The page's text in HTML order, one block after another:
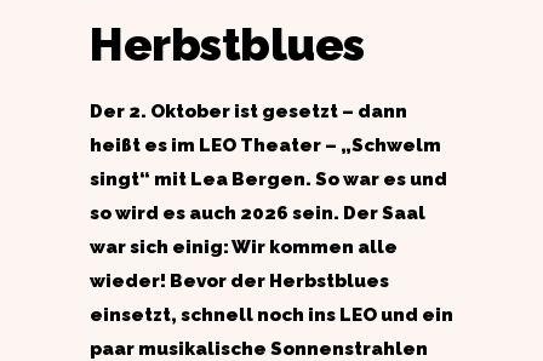
Herbstblues
Der 2. Oktober ist gesetzt – dann
heißt es im LEO Theater – „Schwelm
singt“ mit Lea Bergen. So war es und
so wird es auch 2026 sein. Der Saal
war sich einig: Wir kommen alle
wieder! Bevor der Herbstblues
einsetzt, schnell noch ins LEO und ein
paar musikalische Sonnenstrahlen